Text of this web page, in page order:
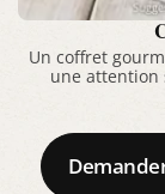
Un coffret
une attention